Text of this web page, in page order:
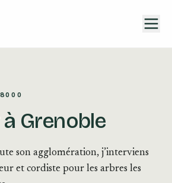
Grenoble
son agglomération, j’interviens
et cordiste pour les arbres les